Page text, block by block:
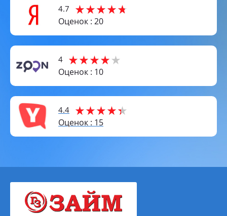
4.7
Оценок : 20
4
Оценок : 10
4.4
Оценок : 15